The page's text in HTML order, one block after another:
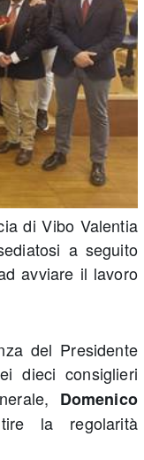
di Vibo Valentia
a seguito
avviare il lavoro
del Presidente
dieci consiglieri
Domenico
la regolarità